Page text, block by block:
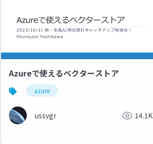
Azureで使えるベクターストア
azure
ussvgr 14.1K